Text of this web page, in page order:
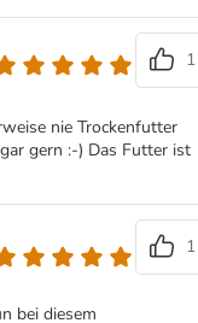
1
nie Trockenfutter
gern :-) Das Futter ist
1
bei diesem